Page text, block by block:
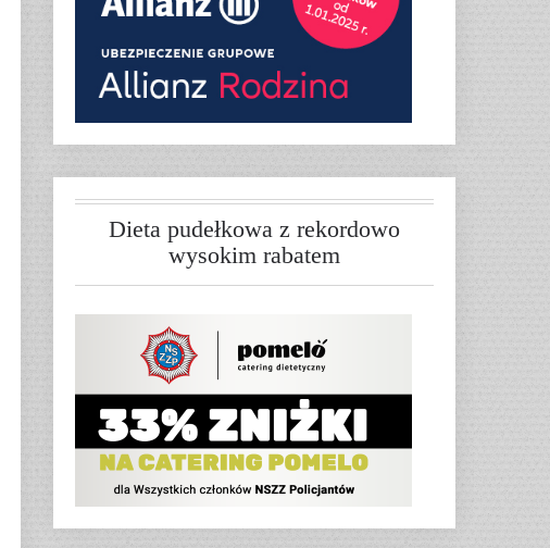
Dieta pudełkowa z rekordowo
wysokim rabatem